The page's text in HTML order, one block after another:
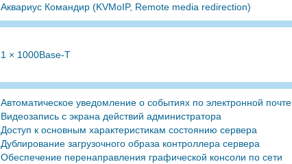
Аквариус Командир (KVMoIP, Remote media redirection)
1 × 1000Base-T
Автоматическое уведомление о событиях по электронной почте
Видеозапись с экрана действий администратора
Доступ к основным характеристикам состоянию сервера
Дублирование загрузочного образа контроллера сервера
Обеспечение перенаправления графической консоли по сети